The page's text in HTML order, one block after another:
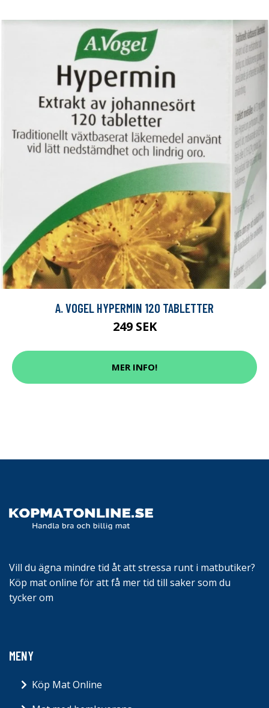
A. VOGEL HYPERMIN 120 TABLETTER
249 SEK
MER INFO!
Vill du ägna mindre tid åt att stressa runt i matbutiker?
Köp mat online för att få mer tid till saker som du
tycker om
MENY
Köp Mat Online